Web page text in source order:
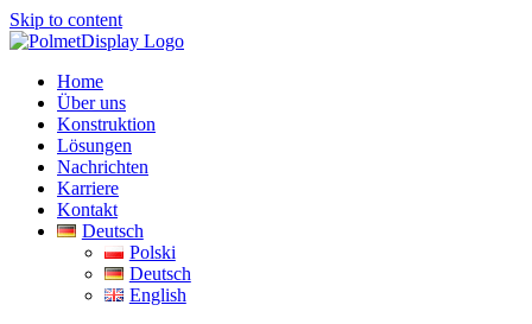
Skip to content
Home
Über uns
Konstruktion
Lösungen
Nachrichten
Karriere
Kontakt
Deutsch
Polski
Deutsch
English